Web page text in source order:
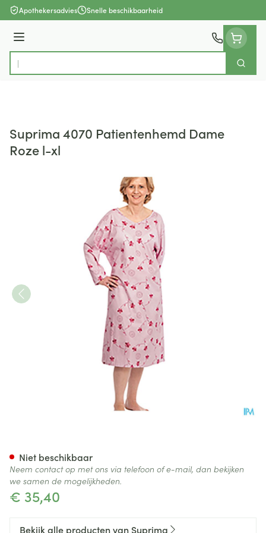
Ga naar de inhoud
Apothekersadvies Snelle beschikbaarheid
Menu
Product, merk, categorie...
Zoek
Suprima 4070 Patientenhemd Dame
Roze l-xl
€ 35,40
Niet beschikbaar
Neem contact op met ons via telefoon of e-mail, dan bekijken
we samen de mogelijkheden.
Bekijk alle producten van Suprima